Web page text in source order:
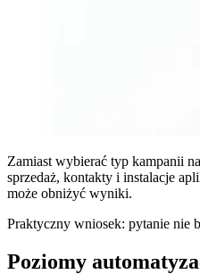
Zamiast wybierać typ kampanii
sprzedaż, kontakty i instalacje
może obniżyć wyniki.
Praktyczny wniosek: pytanie nie
Poziomy